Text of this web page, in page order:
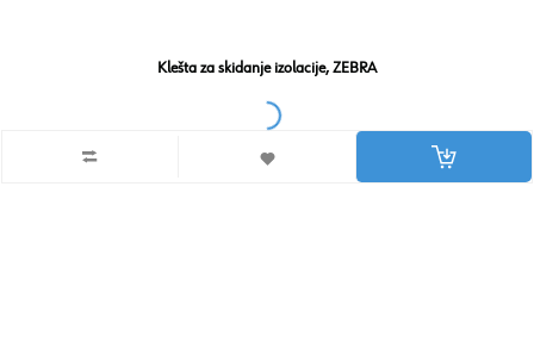
Klešta za skidanje izolacije, ZEBRA